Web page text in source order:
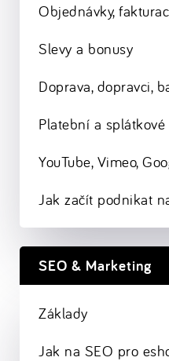
Objednávky,
Slevy a bonusy
Doprava, dopravci,
Platební a
YouTube, Vimeo,
Jak začít podnikat
SEO & Marketing
Základy
Jak na SEO pro